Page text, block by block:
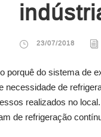
23/07/2018
porquê do sistema de
necessidade de
realizados no
de refrigeração